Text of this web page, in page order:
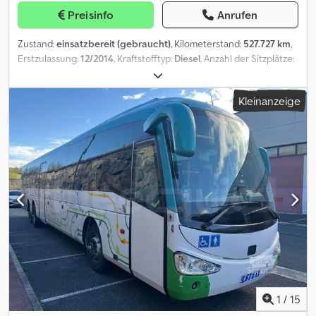
Preisinfo Anrufen
Zustand:einsatzbereit (gebraucht), Kilometerstand: 527.727 km,
Erstzulassung:12/2014, Kraftstofftyp: Diesel, Anzahl der Sitzplätze:
3 Achsen
Farbe:Weiß, Bremsen:Retarder, Reifengröße:295/80 R22.5,
, Maschinen-/Fahrzeugnummer:
YS2K6X20001886543, Ausstattung:ABS, Klimaanlage,
Standheizung, Kleine Roststellen vorhanden, verursacht durch
Streusalz, das im Winter auf den Asphalt aufgebracht wurde; Der
Schlüssel für das Küchen-schloss fehlt. Es wird darauf
hingewiesen, dass die Fahrzeugunterlagen aus Spanien stammen;
Im Falle eines Verkaufs in Italien gehen die Kosten und
Formalitäten für die Zulassung und Nationalisierung zu Lasten
des Käufers. Das Fahrzeug ist zum Sofortkauf-Preis erhältlich oder
Sie können Ihr eigenes Angebot abgeben und eine Verhandlung
starten. Dkjdpezfpppofx Ab Usr
Kleinanzeige
1 / 15